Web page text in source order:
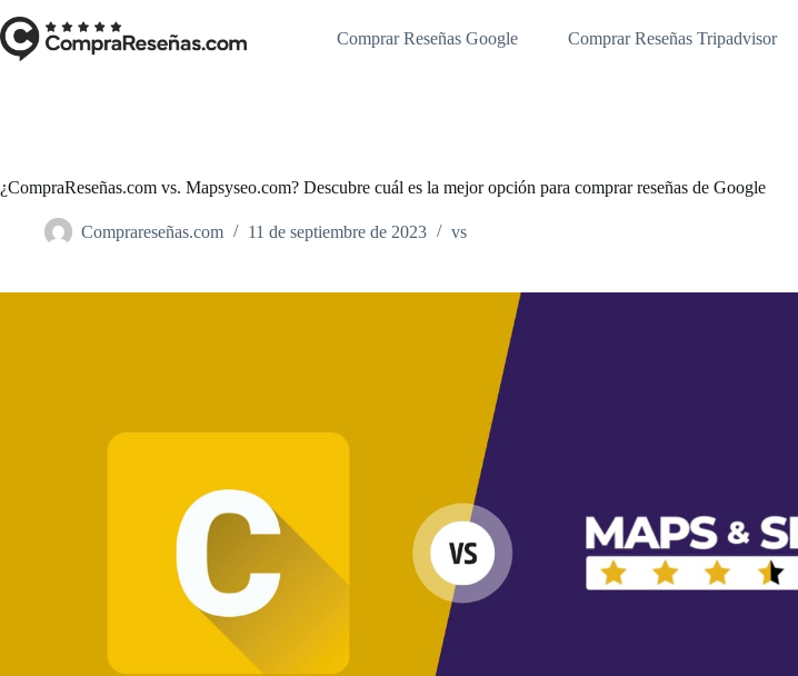
al
contenido
Comprar Reseñas Google Comprar Reseñas Tripadvisor
¿CompraReseñas.com vs. Mapsyseo.com? Descubre cuál es la mejor opción para comprar reseñas de Google
Comprareseñas.com 11 de septiembre de 2023 vs